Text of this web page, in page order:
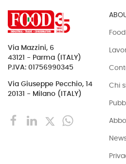
Via Mazzini, 6
43121 - Parma (ITALY)
P.IVA: 01756990345
Via Giuseppe Pecchio, 14
20131 - Milano (ITALY)
Chi